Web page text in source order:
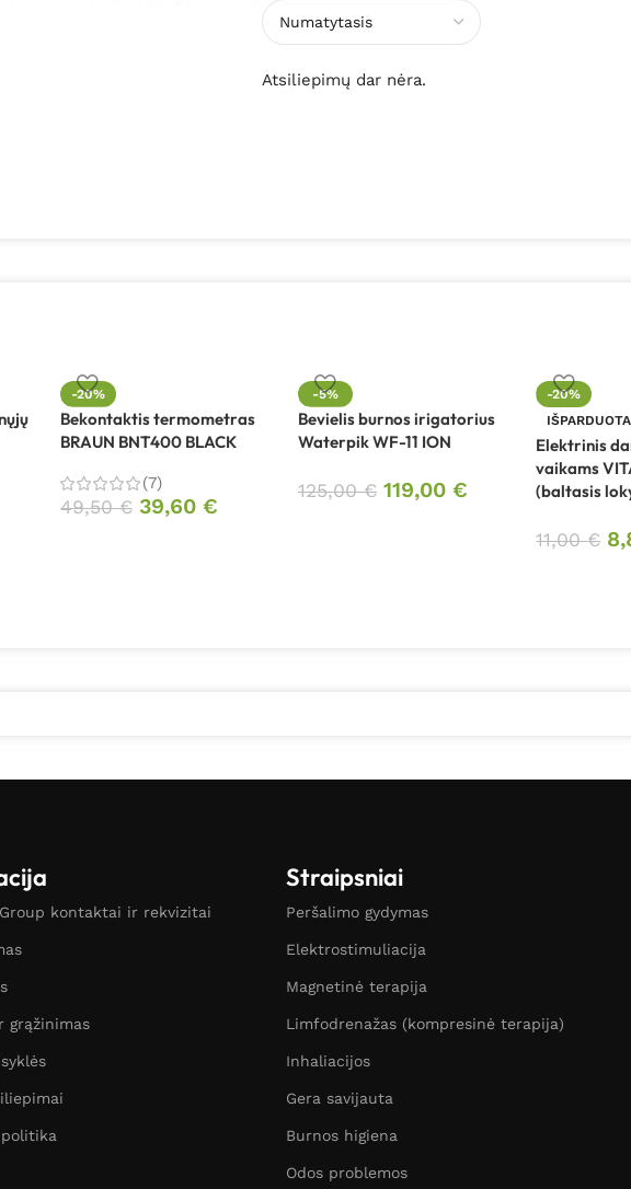
Atsiliepimų dar nėra.
-20%
Bekontaktis termometras
BRAUN BNT400 BLACK
(7)
49,50€ 39,60 €
-5%
Bevielis burnos irigatorius
Waterpik WF-11 ION
125,00€ 119,00 €
-20%
IŠPARDUOTA
Elektrinis
vaikams
(baltasis
11,00€
kontaktai ir rekvizitai
grąžinimas
Straipsniai
Peršalimo gydymas
Elektrostimuliacija
Magnetinė terapija
Limfodrenažas (kompresinė terapija)
Inhaliacijos
Gera savijauta
Burnos higiena
Odos problemos